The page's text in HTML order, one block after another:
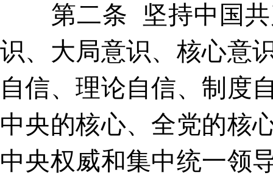
第二条 坚持中国共
识、大局意识、核心意
自信、理论自信、制度
中央的核心、全党的核
中央权威和集中统一领